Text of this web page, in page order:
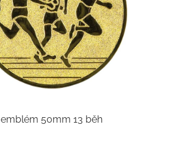
emblém 50mm 13 běh